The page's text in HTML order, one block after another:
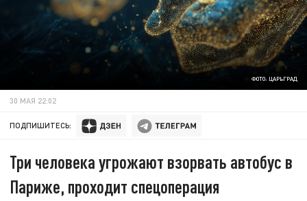
ФОТО: ЦАРЬГРАД
30 МАЯ 22:02
ПОДПИШИТЕСЬ:
Три человека угрожают взорвать автобус в
Париже, проходит спецоперация